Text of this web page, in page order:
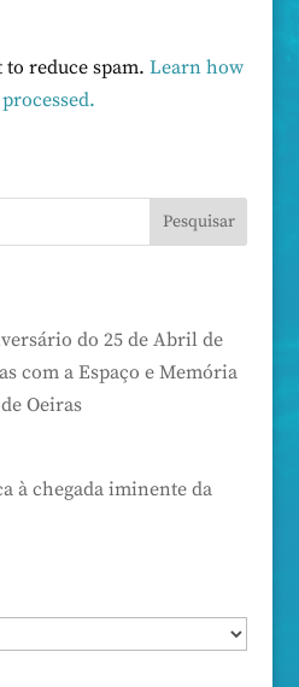
reduce spam. Learn how
do 25 de Abril de
com a Espaço e Memória
Oeiras
à chegada iminente da